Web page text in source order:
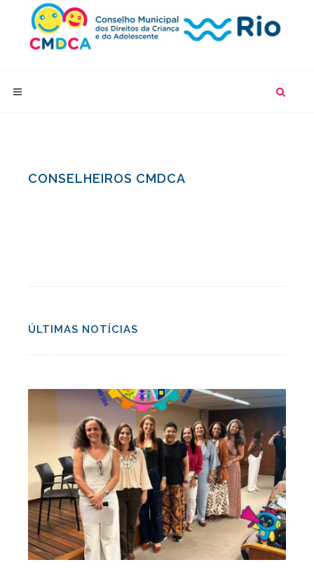
CONSELHEIROS CMDCA
ÚLTIMAS NOTÍCIAS